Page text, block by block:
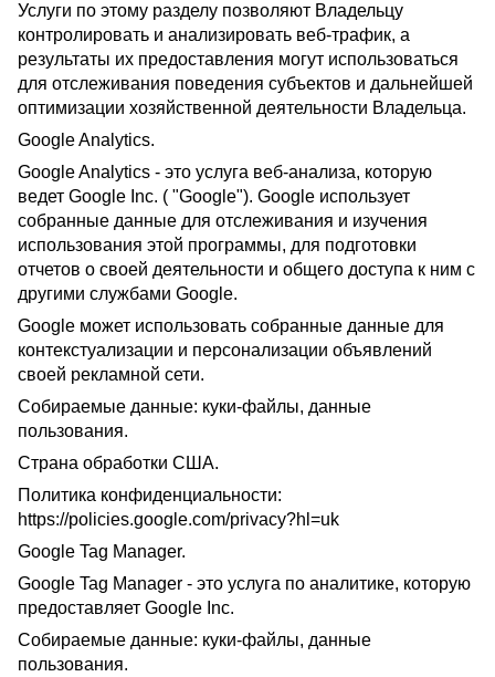
Услуги по этому разделу позволяют Владельцу
контролировать и анализировать веб-трафик, а
результаты их предоставления могут использоваться
для отслеживания поведения субъектов и дальнейшей
оптимизации хозяйственной деятельности Владельца.
Google Analytics.
Google Analytics - это услуга веб-анализа, которую
ведет Google Inc. ( "Google"). Google использует
собранные данные для отслеживания и изучения
использования этой программы, для подготовки
отчетов о своей деятельности и общего доступа к ним с
другими службами Google.
Google может использовать собранные данные для
контекстуализации и персонализации объявлений
своей рекламной сети.
Собираемые данные: куки-файлы, данные
пользования.
Страна обработки США.
Политика конфиденциальности:
https://policies.google.com/privacy?hl=uk
Google Tag Manager.
Google Tag Manager - это услуга по аналитике, которую
предоставляет Google Inc.
Собираемые данные: куки-файлы, данные
пользования.